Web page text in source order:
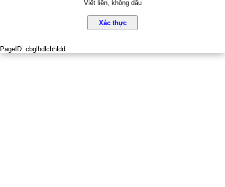
Viết liền, không dấu
Xác thực
PageID: cbglhdlcbhldd